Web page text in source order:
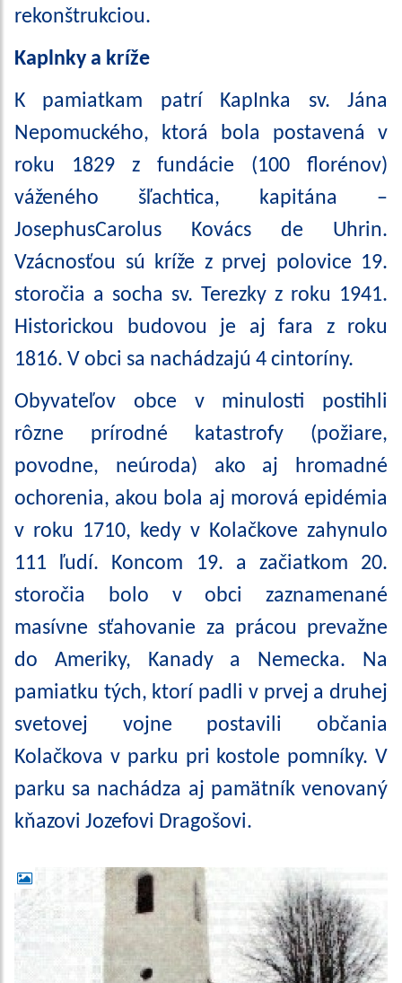
rekonštrukciou.
Kaplnky a kríže
K pamiatkam patrí KapInka sv. Jána
Nepomuckého, ktorá bola postavená v
roku 1829 z fundácie (100 florénov)
váženého šľachtica, kapitána –
JosephusCarolus Kovács de Uhrin.
Vzácnosťou sú kríže z prvej polovice 19.
storočia a socha sv. Terezky z roku 1941.
Historickou budovou je aj fara z roku
1816. V obci sa nachádzajú 4 cintoríny.
Obyvateľov obce v minulosti postihli
rôzne prírodné katastrofy (požiare,
povodne, neúroda) ako aj hromadné
ochorenia, akou bola aj morová epidémia
v roku 1710, kedy v Kolačkove zahynulo
111 ľudí. Koncom 19. a začiatkom 20.
storočia bolo v obci zaznamenané
masívne sťahovanie za prácou prevažne
do Ameriky, Kanady a Nemecka. Na
pamiatku tých, ktorí padli v prvej a druhej
svetovej vojne postavili občania
Kolačkova v parku pri kostole pomníky. V
parku sa nachádza aj pamätník venovaný
kňazovi Jozefovi Dragošovi.